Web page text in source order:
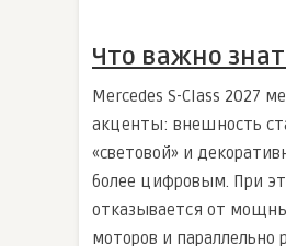
Что важно
Mercedes S-Class 2027
акценты: внешность
«световой» и
более цифровым. При
отказывается от
моторов и параллельно